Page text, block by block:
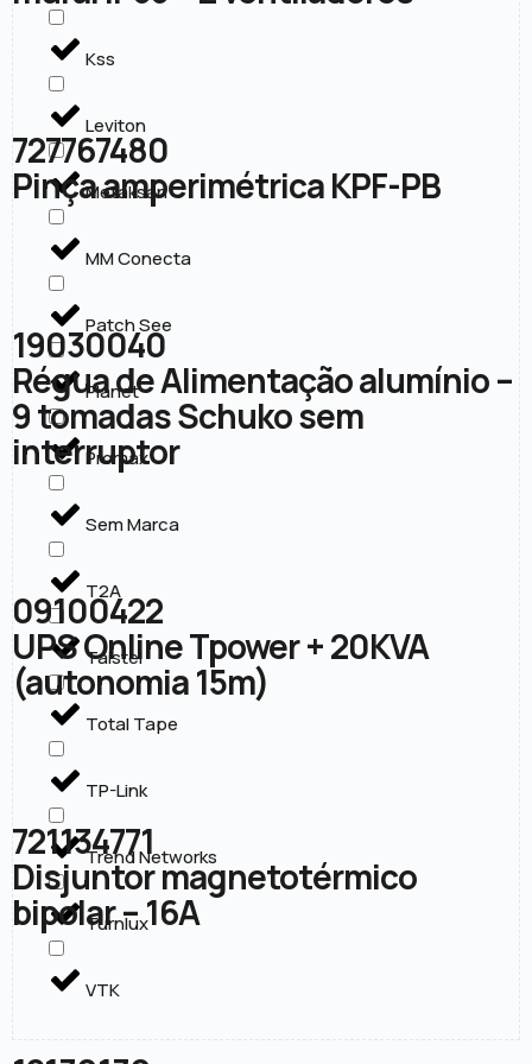
Kss
Leviton
Metaksan
MM Conecta
Patch See
Planet
Promax
Sem Marca
T2A
Taistel
Total Tape
TP-Link
Trend Networks
Turnlux
VTK
727767480
Pinça amperimétrica KPF-PB
19030040
Régua de Alimentação alumínio –
9 tomadas Schuko sem
interruptor
09100422
UPS Online Tpower + 20KVA
(autonomia 15m)
721134771
Disjuntor magnetotérmico
bipolar – 16A